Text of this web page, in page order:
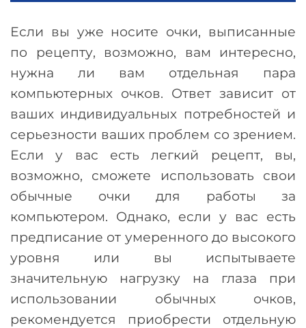
Если вы уже носите очки, выписанные
по рецепту, возможно, вам интересно,
нужна ли вам отдельная пара
компьютерных очков. Ответ зависит от
ваших индивидуальных потребностей и
серьезности ваших проблем со зрением.
Если у вас есть легкий рецепт, вы,
возможно, сможете использовать свои
обычные очки для работы за
компьютером. Однако, если у вас есть
предписание от умеренного до высокого
уровня или вы испытываете
значительную нагрузку на глаза при
использовании обычных очков,
рекомендуется приобрести отдельную